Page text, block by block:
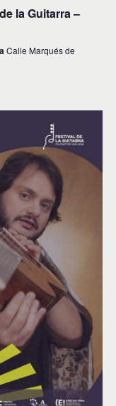
la Guitarra –
Calle Marqués de